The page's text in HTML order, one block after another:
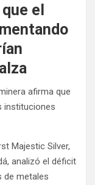
el
Majestic Silver,
analizó el déficit
de metales